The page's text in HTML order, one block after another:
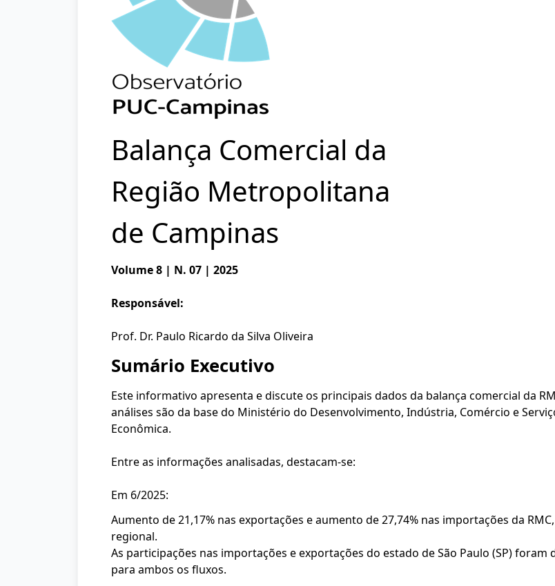
Balança Comercial da
Região Metropolitana
de Campinas
Volume 8 | N. 07 | 2025
Responsável:
Prof. Dr. Paulo Ricardo da Silva Oliveira
Sumário Executivo
Este informativo apresenta e discute os principais dados da balança comercial da
análises são da base do Ministério do Desenvolvimento, Indústria, Comércio e
Econômica.
Entre as informações analisadas, destacam-se:
Em 6/2025:
Aumento de 21,17% nas exportações e aumento de 27,74% nas importações da
regional.
As participações nas importações e exportações do estado de São Paulo (SP) foram
para ambos os fluxos.